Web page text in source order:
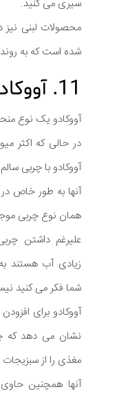
سیری می کنید.
محصولات لبنی نیز
شده است که به
11. آووکادو
آووکادو یک نوع
در حالی که اکثر
آووکادو با چربی
همان نوع چربی
علیرغم داشتن
زیادی آب هستند
شما فکر می کنید
آووکادو برای
نشان می دهد که
مغذی را از سبزیجات 2.6 تا 15 برابر افزایش دهد.
آنها همچنین